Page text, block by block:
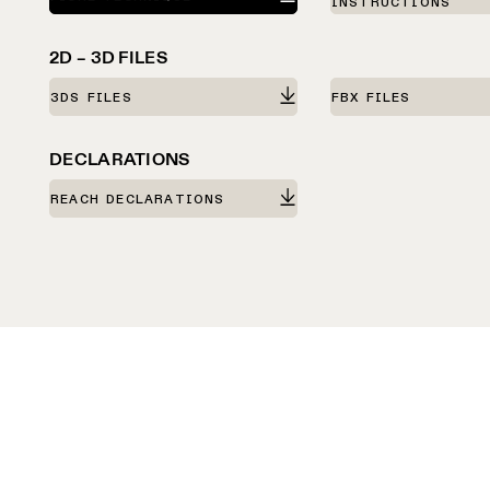
INSTRUCTIONS
2D – 3D FILES
3DS FILES FBX FILES
DECLARATIONS
REACH DECLARATIONS